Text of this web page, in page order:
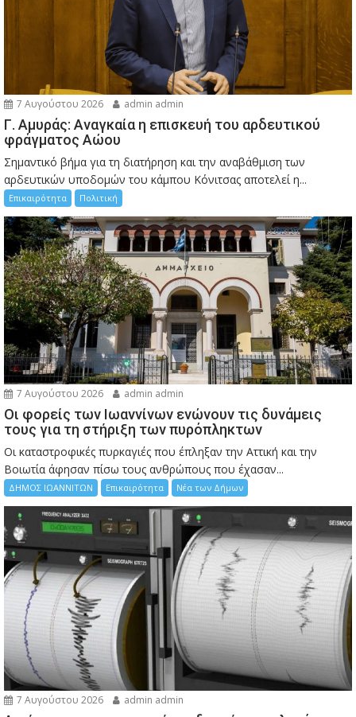
7 Αυγούστου 2026 admin admin
Γ. Αμυράς: Αναγκαία η επισκευή του αρδευτικού
φράγματος Αώου
Σημαντικό βήμα για τη διατήρηση και την αναβάθμιση των
αρδευτικών υποδομών του κάμπου Κόνιτσας αποτελεί η...
Επικαιρότητα Πολιτική
7 Αυγούστου 2026 admin admin
Οι φορείς των Ιωαννίνων ενώνουν τις δυνάμεις
τους για τη στήριξη των πυρόπληκτων
Οι καταστροφικές πυρκαγιές που έπληξαν την Αττική και την
Bοιωτία άφησαν πίσω τους ανθρώπους που έχασαν...
ΔΗΜΟΣ ΙΩΑΝΝΙΤΩΝ Επικαιρότητα Νέα των Δήμων
7 Αυγούστου 2026 admin admin